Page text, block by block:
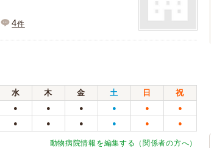
4件
水 木 金 土 日
祝
● ● ● ● ● ●
● ● ● ● ● ●
動物病院情報を編集する（関係者の方へ）